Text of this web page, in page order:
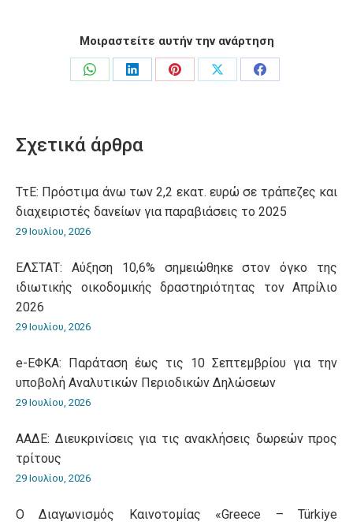
Μοιραστείτε αυτήν την ανάρτηση
Share
Share
Share
Share
Share
Σχετικά άρθρα
ΤτΕ: Πρόστιμα άνω των 2,2 εκατ. ευρώ σε τράπεζες και
διαχειριστές δανείων για παραβιάσεις το 2025
29 Ιουλίου, 2026
ΕΛΣΤΑΤ: Αύξηση 10,6% σημειώθηκε στον όγκο της
ιδιωτικής οικοδομικής δραστηριότητας τον Απρίλιο
2026
29 Ιουλίου, 2026
e-ΕΦΚΑ: Παράταση έως τις 10 Σεπτεμβρίου για την
υποβολή Αναλυτικών Περιοδικών Δηλώσεων
29 Ιουλίου, 2026
ΑΑΔΕ: Διευκρινίσεις για τις ανακλήσεις δωρεών προς
τρίτους
29 Ιουλίου, 2026
O Διαγωνισμός Καινοτομίας «Greece – Türkiye